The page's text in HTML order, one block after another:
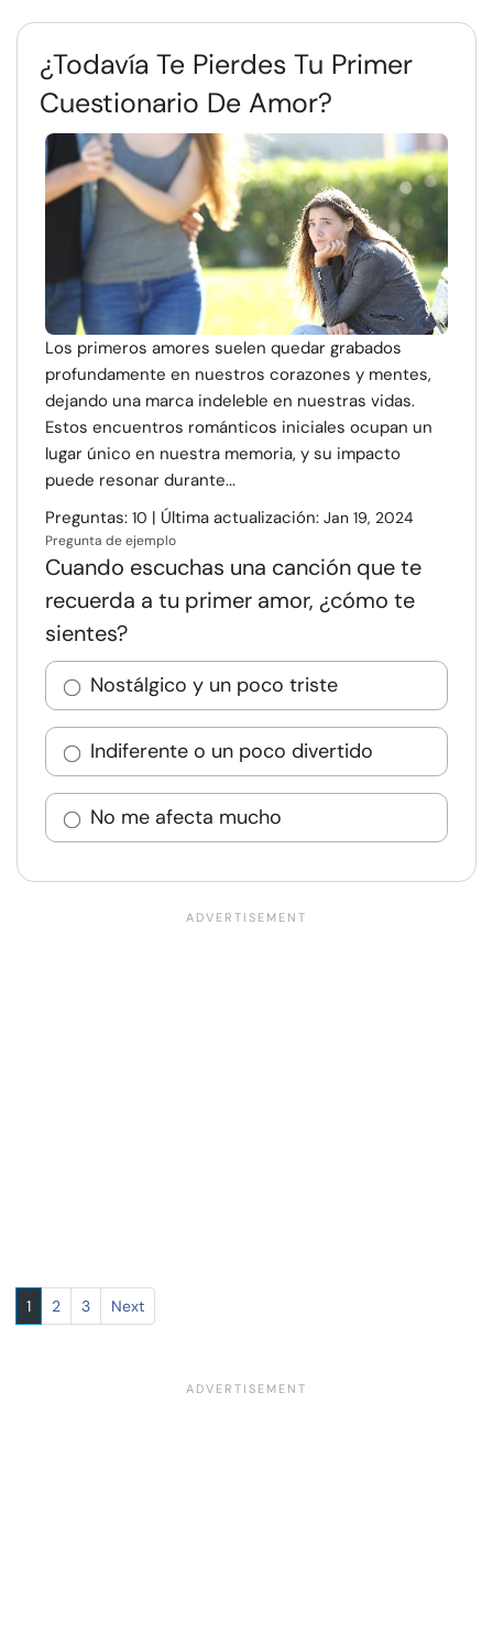
¿Todavía Te Pierdes Tu Primer
Cuestionario De Amor?
Los primeros amores suelen quedar grabados
profundamente en nuestros corazones y mentes,
dejando una marca indeleble en nuestras vidas.
Estos encuentros románticos iniciales ocupan un
lugar único en nuestra memoria, y su impacto
puede resonar durante...
Preguntas: 10 | Última actualización: Jan 19, 2024
Pregunta de ejemplo
Cuando escuchas una canción que te
recuerda a tu primer amor, ¿cómo te
sientes?
Nostálgico y un poco triste
Indiferente o un poco divertido
No me afecta mucho
1 2 3 Next